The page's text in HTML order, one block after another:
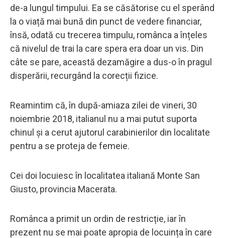
de-a lungul timpului. Ea se căsătorise cu el sperând
la o viață mai bună din punct de vedere financiar,
însă, odată cu trecerea timpulu, românca a înțeles
că nivelul de trai la care spera era doar un vis. Din
câte se pare, această dezamăgire a dus-o în pragul
disperării, recurgând la corecții fizice.
Reamintim că, în după-amiaza zilei de vineri, 30
noiembrie 2018, italianul nu a mai putut suporta
chinul și a cerut ajutorul carabinierilor din localitate
pentru a se proteja de femeie.
Cei doi locuiesc în localitatea italiană Monte San
Giusto, provincia Macerata.
Românca a primit un ordin de restricție, iar în
prezent nu se mai poate apropia de locuința în care